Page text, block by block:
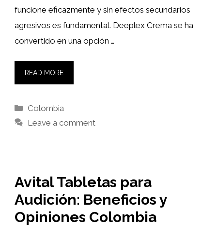
funcione eficazmente y sin efectos secundarios
agresivos es fundamental. Deeplex Crema se ha
convertido en una opción …
READ MORE
Categories
Colombia
Leave a comment
Avital Tabletas para
Audición: Beneficios y
Opiniones Colombia